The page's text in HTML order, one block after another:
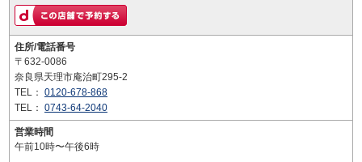
住所/電話番号
〒632-0086
奈良県天理市庵治町295-2
TEL： 0120-678-868
TEL： 0743-64-2040
営業時間
午前10時〜午後6時